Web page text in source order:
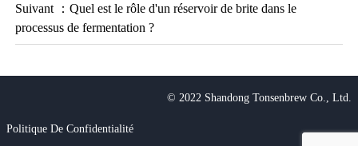
Suivant ： Quel est le rôle d'un réservoir de brite dans le
processus de fermentation ?
© 2022 Shandong Tonsenbrew Co., Ltd.
Politique De Confidentialité